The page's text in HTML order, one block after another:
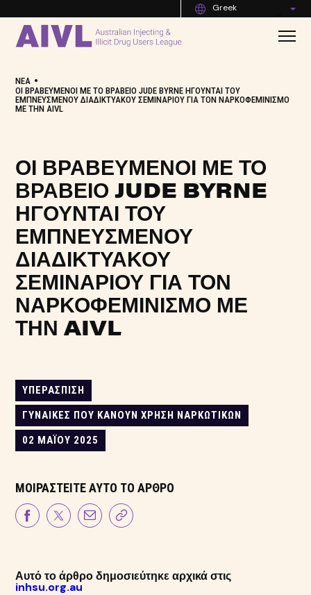
Greek
ΝΈΑ •
ΟΙ ΒΡΑΒΕΥΜΈΝΟΙ ΜΕ ΤΟ ΒΡΑΒΕΊΟ JUDE BYRNE ΗΓΟΎΝΤΑΙ ΤΟΥ
ΕΜΠΝΕΥΣΜΈΝΟΥ ΔΙΑΔΙΚΤΥΑΚΟΎ ΣΕΜΙΝΑΡΊΟΥ ΓΙΑ ΤΟΝ ΝΑΡΚΟΦΕΜΙΝΙΣΜΌ
ΜΕ ΤΗΝ AIVL
ΟΙ ΒΡΑΒΕΥΜΈΝΟΙ ΜΕ ΤΟ
ΒΡΑΒΕΊΟ JUDE BYRNE
ΗΓΟΎΝΤΑΙ ΤΟΥ
ΕΜΠΝΕΥΣΜΈΝΟΥ
ΔΙΑΔΙΚΤΥΑΚΟΎ
ΣΕΜΙΝΑΡΊΟΥ ΓΙΑ ΤΟΝ
ΝΑΡΚΟΦΕΜΙΝΙΣΜΌ ΜΕ
ΤΗΝ AIVL
ΥΠΕΡΆΣΠΙΣΗ
ΓΥΝΑΊΚΕΣ ΠΟΥ ΚΆΝΟΥΝ ΧΡΉΣΗ ΝΑΡΚΩΤΙΚΏΝ
02 ΜΑΪ́ΟΥ 2025
ΜΟΙΡΑΣΤΕΊΤΕ ΑΥΤΌ ΤΟ ΆΡΘΡΟ
Αυτό το άρθρο δημοσιεύτηκε αρχικά στις
inhsu.org.au